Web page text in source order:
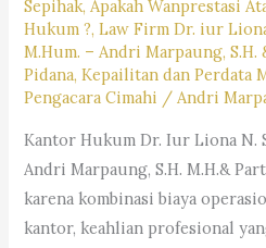
#kabupatenbandungbarat,
#rekomendasipengacaradijabar,
#saranjasahukum,
#mencaripengacara,
#lagibutuhjasapengacara,
Sepihak, Apakah Wanprestasi
Hukum ?,Law Firm Dr. iur
M.Hum. – Andri Marpaung, S.H.
Pidana, Kepailitan dan Perdata
Pengacara Cimahi /Andri
Kantor Hukum Dr. Iur Liona N.
Andri Marpaung, S.H. M.H.&
karena kombinasi biaya
kantor, keahlian profesional